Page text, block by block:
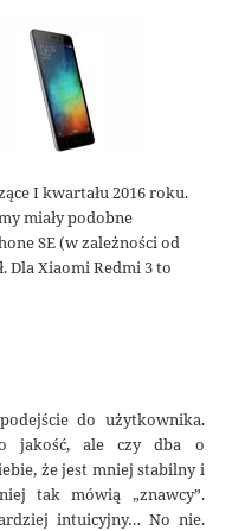
I kwartału 2016 roku.
miały podobne
SE (w zależności od
Dla Xiaomi Redmi 3 to
do użytkownika.
jakość, ale czy dba o
że jest mniej stabilny i
tak mówią „znawcy”.
intuicyjny… No nie.